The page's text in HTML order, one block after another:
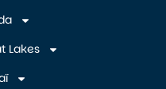
Lakes